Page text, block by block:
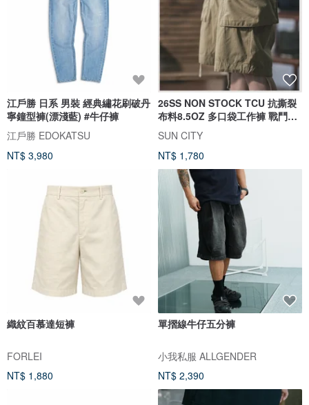
江戶勝 日系 男裝 經典繡花刷破丹
寧鐘型褲(漂淺藍) #牛仔褲
江戶勝 EDOKATSU
NT$ 3,980
26SS NON STOCK TCU 抗撕裂
布料8.5OZ 多口袋工作褲 戰鬥短
褲
SUN CITY
NT$ 1,780
織紋百慕達短褲
FORLEI
NT$ 1,880
單摺線牛仔五分褲
小我私服 ALLGENDER
NT$ 2,390